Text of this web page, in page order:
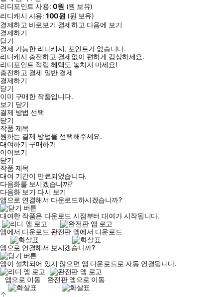
리디포인트 사용: 0원 (원 보유)
리디캐시 사용:100원 (원 보유)
결제하고 바로보기 결제하고 다음에 보기
결제하기
닫기
결제 가능한 리디캐시, 포인트가 없습니다.
리디캐시 충전하고 결제없이 편하게 감상하세요.
리디포인트 적립 혜택도 놓치지 마세요!
충전하고 결제 일반 결제
결제하기
닫기
이미 구매한 작품입니다.
보기 닫기
결제 방법 선택
닫기
작품 제목
원하는 결제 방법을 선택해주세요.
대여하기 구매하기
이어보기
닫기
작품 제목
대여 기간이 만료되었습니다.
다음화를 보시겠습니까?
다음화 보기 다시 보기
앱으로 연결해서 다운로드하시겠습니까?
대여한 작품은 다운로드 시점부터 대여가 시작됩니다.
앱에서 다운로드 완전판 앱에서 다운로드
앱으로 연결해서 보시겠습니까?
앱이 설치되어 있지 않으면 앱 다운로드로 자동 연결됩니다.
앱으로 이동
완전판 앱으로 이동